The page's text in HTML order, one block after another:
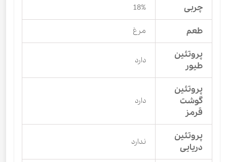
چربی 18%
طعم مرغ
پروتئین
طیور
دارد
پروتئین
گوشت
قرمز
دارد
پروتئین
دریایی
ندارد